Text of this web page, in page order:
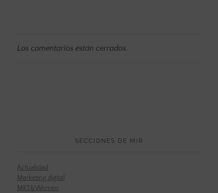
Los comentarios están cerrados.
SECCIONES DE MIR
Actualidad
Marketing digital
MKT&Women